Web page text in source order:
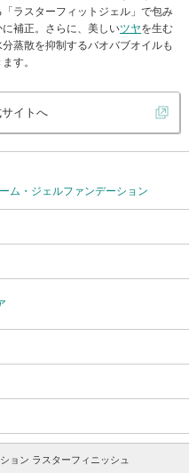
ラスターフィットジェル」で包み
補正。さらに、美しいツヤを生む
蒸散を抑制するバオバブオイルも
す。
イトへ
ム・ジェルファンデーション
ョン ラスターフィニッシュ